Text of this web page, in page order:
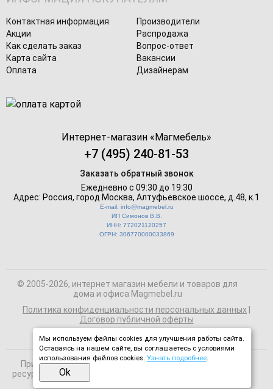
Контактная информация
Производители
Акции
Распродажа
Как сделать заказ
Вопрос-ответ
Карта сайта
Вакансии
Оплата
Дизайнерам
Интернет-магазин «Магмебель»
+7 (495) 240-81-53
Заказать обратный звонок
Ежедневно с 09:30 до 19:30
Адрес: Россия, город Москва, Алтуфьевское шоссе, д.48, к.1
E-mail: info@magmebel.ru
ИП Симонов В.В.
ИНН: 772021120257
ОГРН: 306770000033869
© 2005-2026, интернет магазин мебели и товаров для
дома и офиса Magmebel.ru
Политика конфиденциальности персональных данных
Договор публичной оферты
При использовании материалов сайта на сторонних
ресурсах активная ссылка на magmebel.ru обязательна.
Мы используем файлы cookies для улучшения работы сайта.
Оставаясь на нашем сайте, вы соглашаетесь с условиями
использования файлов cookies. Узнать подробнее.
Ok